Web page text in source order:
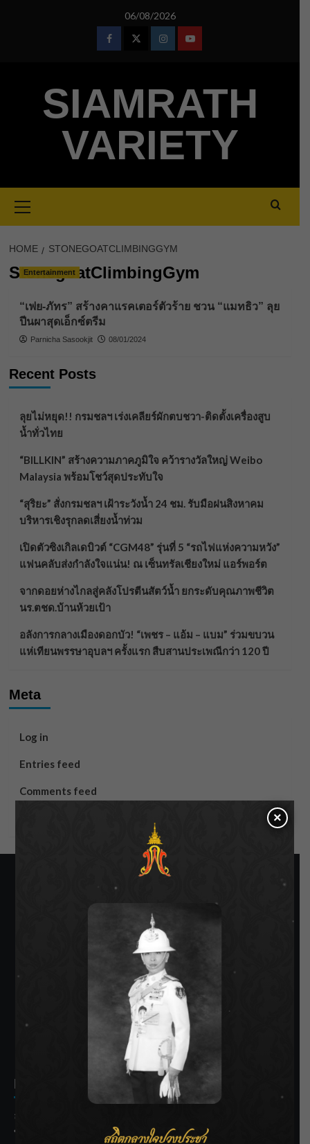
06/08/2026
FacebookTwitterInstagramYoutube
SIAMRATH
VARIETY
Menu
HOME STONEGOATCLIMBINGGYM
StonegoatClimbingGym
Entertainment
“เฟย-ภัทร” สร้างคาแรคเตอร์ตัวร้าย ชวน “แมทธิว” ลุย
ปีนผาสุดเอ็กซ์ตรีม
Parnicha Sasookjit 08/01/2024
Recent Posts
ลุยไม่หยุด!! กรมชลฯ เร่งเคลียร์ผักตบชวา-ติดตั้งเครื่องสูบ
น้ำทั่วไทย
“BILLKIN” สร้างความภาคภูมิใจ คว้ารางวัลใหญ่ Weibo
Malaysia พร้อมโชว์สุดประทับใจ
“สุริยะ” สั่งกรมชลฯ เฝ้าระวังน้ำ 24 ชม. รับมือฝนสิงหาคม
บริหารเชิงรุกลดเสี่ยงน้ำท่วม
เปิดตัวซิงเกิลเดบิวต์ “CGM48” รุ่นที่ 5 “รถไฟแห่งความหวัง”
แฟนคลับส่งกำลังใจแน่น! ณ เซ็นทรัลเชียงใหม่ แอร์พอร์ต
จากดอยห่างไกลสู่คลังโปรตีนสัตว์น้ำ ยกระดับคุณภาพชีวิต
นร.ตชด.บ้านห้วยเป้า
อลังการกลางเมืองดอกบัว! “เพชร – แอ้ม – แบม” ร่วมขบวน
แห่เทียนพรรษาอุบลฯ ครั้งแรก สืบสานประเพณีกว่า 120 ปี
Meta
Log in
Entries feed
Comments feed
SIAMRATH VARIETY
THE BEST ENTERTAINMENT
Recent Posts
ลุยไม่หยุด!! กรมชลฯ เร่งเคลียร์ผักตบชวา-ติดตั้งเครื่องสูบน้ำ
ทั่วไทย
×